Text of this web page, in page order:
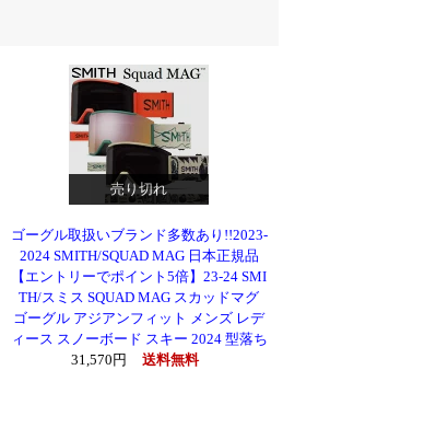
売り切れ
ゴーグル取扱いブランド多数あり!!2023-
2024 SMITH/SQUAD MAG 日本正規品
【エントリーでポイント5倍】23-24 SMI
TH/スミス SQUAD MAG スカッドマグ
ゴーグル アジアンフィット メンズ レデ
ィース スノーボード スキー 2024 型落ち
31,570円
送料無料